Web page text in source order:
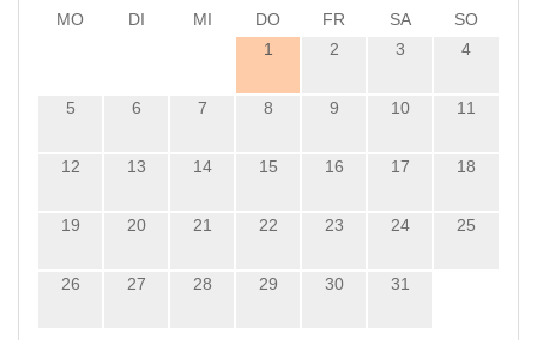
MO DI MI DO FR SA
SO
1
2 3 4
5 6 7 8 9 10 11
12 13 14 15 16 17 18
19 20 21 22 23 24 25
26 27 28 29 30 31